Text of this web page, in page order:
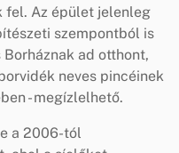
Az épület jelenleg
szempontból is
ad otthont,
neves pincéinek
- megízlelhető.
a 2006-tól